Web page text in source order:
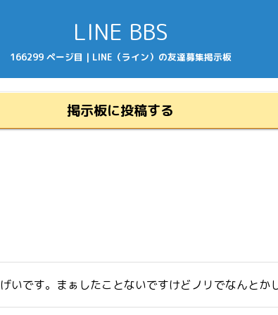
LINE BBS
166299 ページ目 | LINE（ライン）の友達募集掲示板
掲示板に投稿する
いです。まぁしたことないですけどノリでなんとか